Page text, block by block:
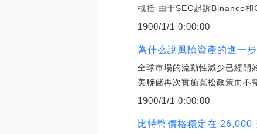
概括 由于SEC起訴Binance和
1900/1/1 0:00:00
為什么說風險資產的進一
全球市場的流動性減少已經開
美聯儲再次實施寬松政策而不
1900/1/1 0:00:00
比特幣價格穩定在 26,000